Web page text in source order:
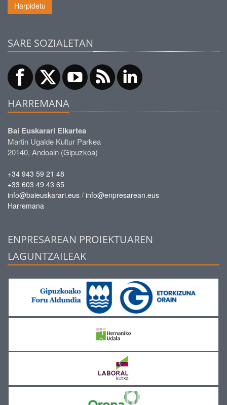
Harpidetu
SARE SOZIALETAN
HARREMANA
Bai Euskarari Elkartea
Martin Ugalde Kultur Parkea
20140, Andoain (Gipuzkoa)
+34 943 59 21 48
+33 603 49 43 65
info@baieuskarari.eus / info@enpresarean.eus
Harremana
ENPRESAREAN PROIEKTUAREN
LAGUNTZAILEAK